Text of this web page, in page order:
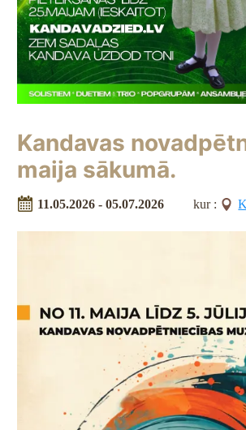
Kandavas
maija sākumā.
11.05.2026 - 05.07.2026 kur :